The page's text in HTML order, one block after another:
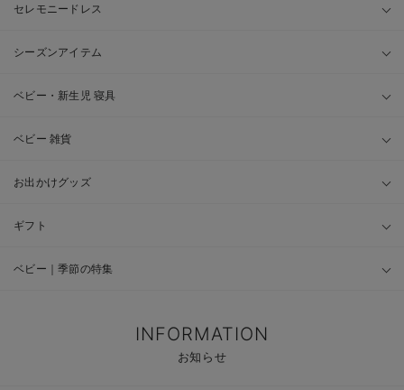
セレモニードレス
シーズンアイテム
ベビー・新生児 寝具
ベビー 雑貨
お出かけグッズ
ギフト
ベビー｜季節の特集
INFORMATION
お知らせ